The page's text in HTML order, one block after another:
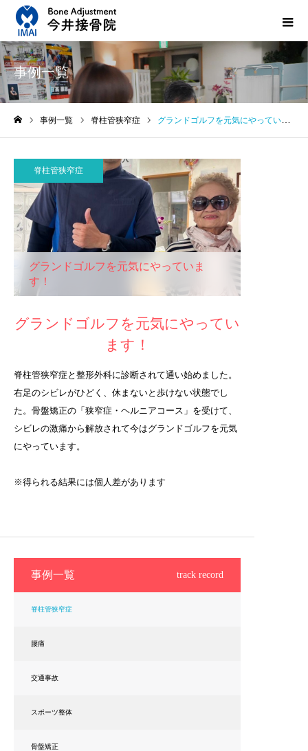
事例一覧
事例一覧 脊柱管狭窄症 グランドゴルフを元気にやっています！
脊柱管狭窄症
グランドゴルフを元気にやっていま
す！
グランドゴルフを元気にやってい
ます！
脊柱管狭窄症と整形外科に診断されて通い始めました。
右足のシビレがひどく、休まないと歩けない状態でし
た。骨盤矯正の「狭窄症・ヘルニアコース」を受けて、
シビレの激痛から解放されて今はグランドゴルフを元気
にやっています。
※得られる結果には個人差があります
事例一覧 track record
脊柱管狭窄症
腰痛
交通事故
スポーツ整体
骨盤矯正